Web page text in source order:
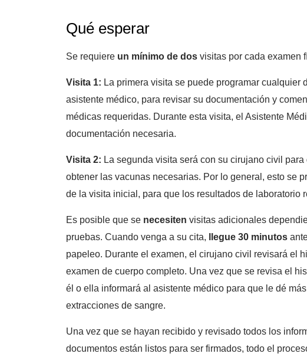
Qué esperar
Se requiere un mínimo de dos visitas por cada examen
Visita 1: La primera visita se puede programar cualquier
asistente médico, para revisar su documentación y
médicas requeridas. Durante esta visita, el Asistente
documentación necesaria.
Visita 2: La segunda visita será con su cirujano civil
obtener las vacunas necesarias. Por lo general, esto se
de la visita inicial, para que los resultados de laboratorio
Es posible que se necesiten visitas adicionales
pruebas. Cuando venga a su cita,
llegue 30 minutos
papeleo. Durante el examen, el cirujano civil revisará el
examen de cuerpo completo. Una vez que se revisa el
él o ella informará al asistente médico para que le dé
extracciones de sangre.
Una vez que se hayan recibido y revisado todos los
documentos están listos para ser firmados, todo el